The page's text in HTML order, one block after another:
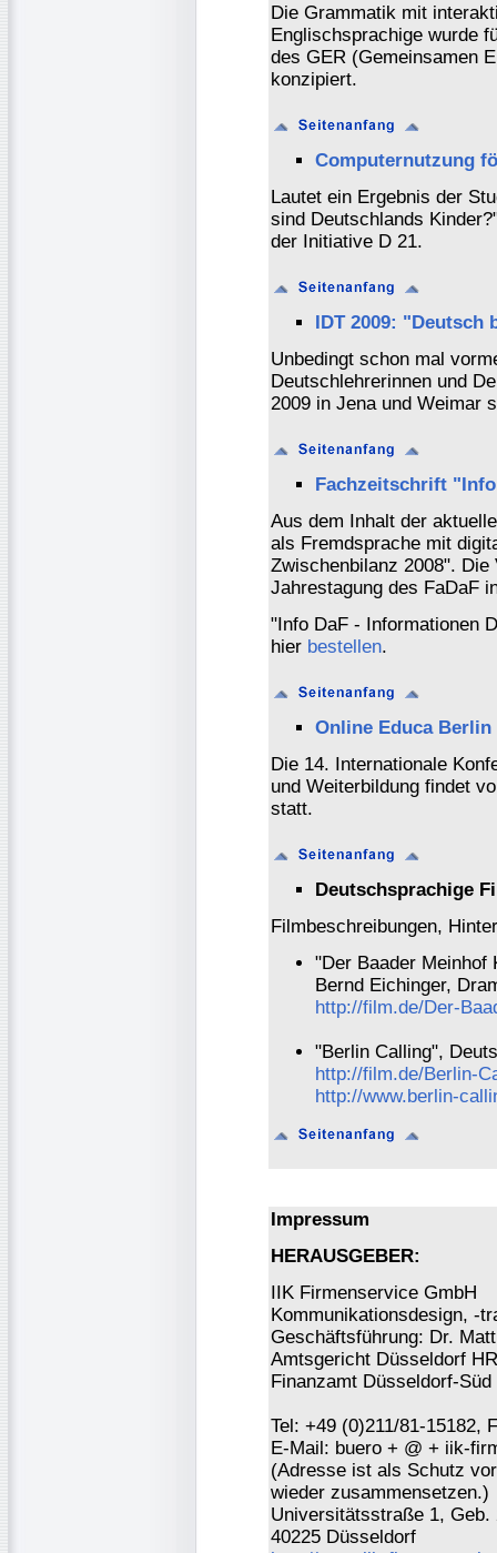
Die Grammatik mit
Englischsprachige wurde
des GER (Gemeinsamen
konzipiert.
Computernutzung
Lautet ein Ergebnis der
sind Deutschlands
der Initiative D 21.
IDT 2009: "Deutsch
Unbedingt schon mal
Deutschlehrerinnen und
2009 in Jena und Weimar
Fachzeitschrift
Aus dem Inhalt der
als Fremdsprache mit
Zwischenbilanz 2008".
Jahrestagung des FaDaF
"Info DaF - Informationen
hier bestellen.
Online Educa Berlin
Die 14. Internationale
und Weiterbildung findet
statt.
Deutschsprachige
Filmbeschreibungen,
"Der Baader Meinhof
Bernd Eichinger,
http://film.de/Der-
"Berlin Calling",
http://film.de/Berlin-
http://www.berlin-
Impressum
HERAUSGEBER:
IIK Firmenservice GmbH
Kommunikationsdesign, -
Geschäftsführung: Dr.
Amtsgericht Düsseldorf
Finanzamt Düsseldorf-
Tel: +49 (0)211/81-15182,
E-Mail: buero + @ + iik-
(Adresse ist als Schutz
wieder zusammensetzen.)
Universitätsstraße 1, Geb.
40225 Düsseldorf